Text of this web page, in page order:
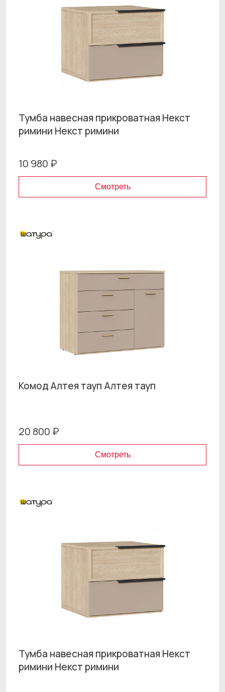
Тумба навесная прикроватная Некст
римини Некст римини
10 980 ₽
Смотреть
Комод Алтея тауп Алтея тауп
20 800 ₽
Смотреть
Тумба навесная прикроватная Некст
римини Некст римини